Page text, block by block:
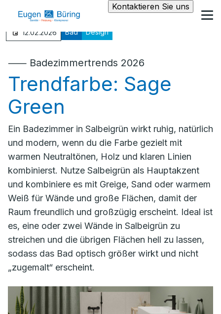
Kontaktieren Sie uns
12.02.2026 Bad Design
⸺ Badezimmertrends 2026
Trendfarbe: Sage
Green
Ein Badezimmer in Salbeigrün wirkt ruhig, natürlich
und modern, wenn du die Farbe gezielt mit
warmen Neutraltönen, Holz und klaren Linien
kombinierst. Nutze Salbeigrün als Hauptakzent
und kombiniere es mit Greige, Sand oder warmem
Weiß für Wände und große Flächen, damit der
Raum freundlich und großzügig erscheint. Ideal ist
es, eine oder zwei Wände in Salbeigrün zu
streichen und die übrigen Flächen hell zu lassen,
sodass das Bad optisch größer wirkt und nicht
„zugemalt“ erscheint.